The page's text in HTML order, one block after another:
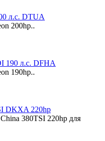
л.с. DTUA
200hp..
190 л.с. DFHA
190hp..
DKXA 220hp
380TSI 220hp для